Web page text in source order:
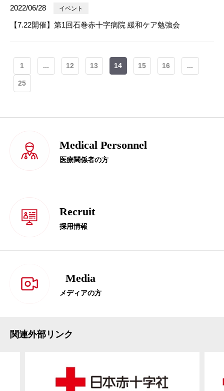
2022/06/28 イベント
【7.22開催】第1回石巻赤十字病院 緩和ケア勉強会
1 ... 12 13 14 15 16 ...
25
Medical Personnel
医療関係者の方
Recruit
採用情報
Media
メディアの方
関連外部リンク